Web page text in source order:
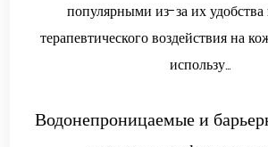
популярными из-за их удобства
терапевтического воздействия на
использу...
Водонепроницаемые и